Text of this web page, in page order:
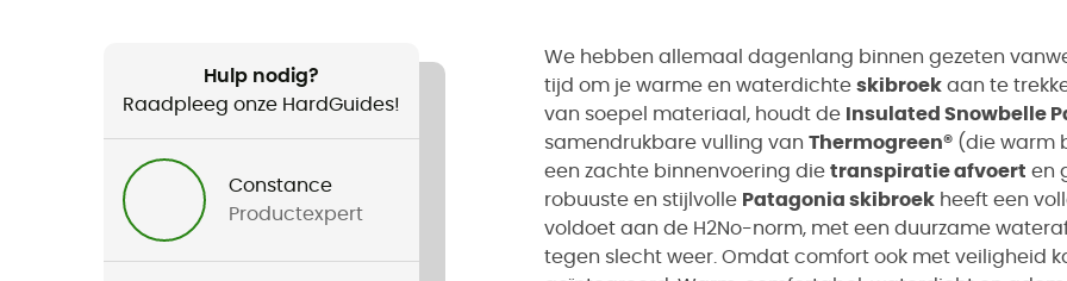
Hulp nodig?
Raadpleeg onze HardGuides!
Constance
Productexpert
We hebben allemaal dagenlang binnen gezeten
tijd om je warme en waterdichte skibroek aan te
van soepel materiaal, houdt de Insulated Snowbelle
samendrukbare vulling van Thermogreen® (die warm
een zachte binnenvoering die transpiratie afvoert en
robuuste en stijlvolle Patagonia skibroek heeft een
voldoet aan de H2No-norm, met een duurzame
tegen slecht weer. Omdat comfort ook met veiligheid